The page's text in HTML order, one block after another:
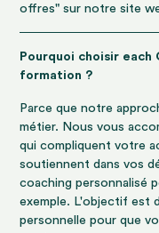
offres" sur notre site
Pourquoi choisir
formation ?
Parce que notre
métier. Nous vous
qui compliquent votre
soutiennent dans vos
coaching personnalisé
exemple. L'objectif est
personnelle pour que